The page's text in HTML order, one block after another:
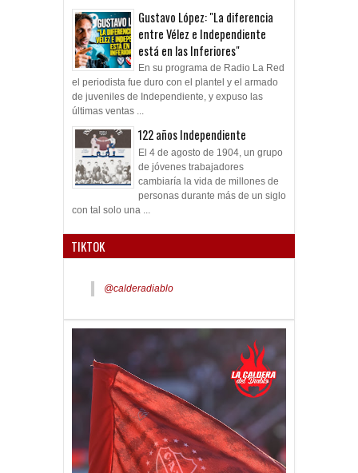
Gustavo López: "La diferencia
entre Vélez e Independiente
está en las Inferiores"
En su programa de Radio La Red
el periodista fue duro con el plantel y el armado
de juveniles de Independiente, y expuso las
últimas ventas ...
122 años Independiente
El 4 de agosto de 1904, un grupo
de jóvenes trabajadores
cambiaría la vida de millones de
personas durante más de un siglo
con tal solo una ...
TIKTOK
@calderadiablo